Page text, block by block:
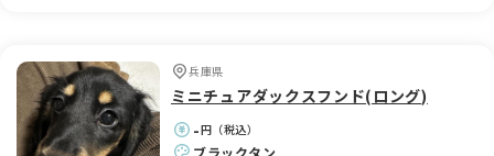
兵庫県
ミニチュアダックスフンド(ロング)
-円（税込）
ブラックタン